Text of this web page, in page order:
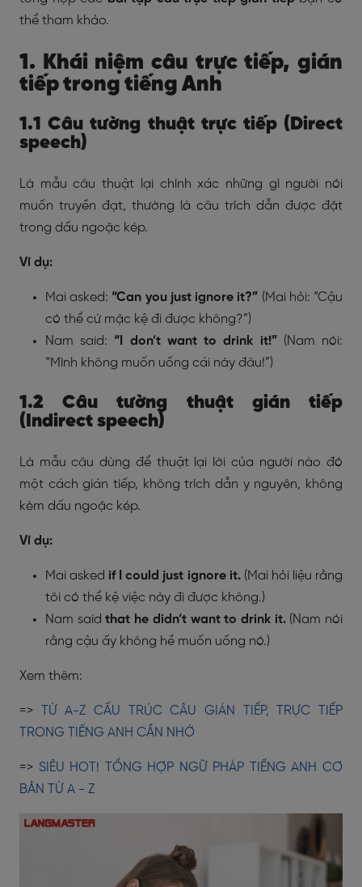
thể tham khảo.
1. Khái niệm câu trực tiếp, gián
tiếp trong tiếng Anh
1.1 Câu tường thuật trực tiếp (Direct
speech)
Là mẫu câu thuật lại chính xác những gì người nói
muốn truyền đạt, thường là câu trích dẫn được đặt
trong dấu ngoặc kép.
Ví dụ:
Mai asked: “Can you just ignore it?” (Mai hỏi: “Cậu
có thể cứ mặc kệ đi được không?”)
Nam said: “I don’t want to drink it!”(Nam nói:
“Mình không muốn uống cái này đâu!”)
1.2 Câu tường thuật gián tiếp
(Indirect speech)
Là mẫu câu dùng để thuật lại lời của người nào đó
một cách gián tiếp, không trích dẫn y nguyên, không
kèm dấu ngoặc kép.
Ví dụ:
Mai asked if I could just ignore it.(Mai hỏi liệu rằng
tôi có thể kệ việc này đi được không.)
Nam saidthat he didn’t want to drink it.(Nam nói
rằng cậu ấy không hề muốn uống nó.)
Xem thêm:
=>
TỪ A-Z CẤU TRÚC CÂU GIÁN TIẾP, TRỰC TIẾP
TRONG TIẾNG ANH CẦN NHỚ
=> ​​SIÊU HOT! TỔNG HỢP NGỮ PHÁP TIẾNG ANH CƠ
BẢN TỪ A - Z